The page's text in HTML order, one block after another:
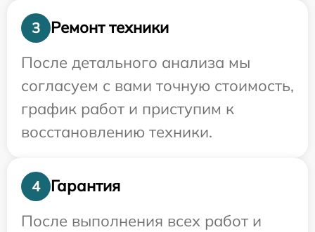
3
Ремонт техники
После детального анализа мы
согласуем с вами точную стоимость,
график работ и приступим к
восстановлению техники.
4
Гарантия
После выполнения всех работ и